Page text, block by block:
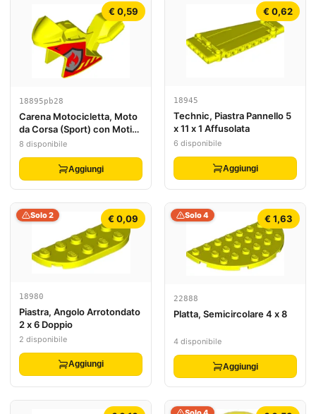
€ 0,59
18895pb28
Carena Motocicletta, Moto
da Corsa (Sport) con Motivo
Logo Fuoco Rosso e
Argento su Entrambi i Lati
8 disponibile
Aggiungi
€ 0,62
18945
Technic, Piastra Pannello 5
x 11 x 1 Affusolata
6 disponibile
Aggiungi
€ 0,09
Solo 2
18980
Piastra, Angolo Arrotondato
2 x 6 Doppio
2 disponibile
Aggiungi
€ 1,63
Solo 4
22888
Platta, Semicircolare 4 x 8
4 disponibile
Aggiungi